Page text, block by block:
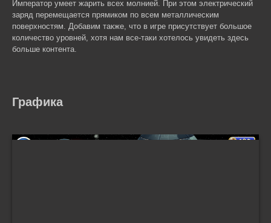
Император умеет жарить всех молнией. При этом электрический
заряд перемещается прямиком по всем металлическим
поверхностям. Добавим также, что в игре присутствует большое
количество уровней, хотя нам все-таки хотелось увидеть здесь
больше контента.
Графика